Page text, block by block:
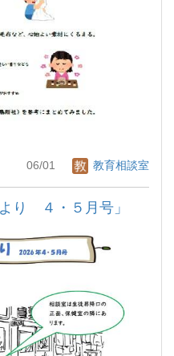
06/01 教育相談室
り ４・５月号」